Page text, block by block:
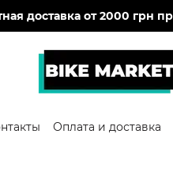
доставка от 2000 грн
Оплата и доставка